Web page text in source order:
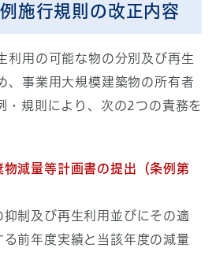
施行規則の改正内容
利用の可能な物の分別及び再生
、事業用大規模建築物の所有者
・規則により、次の2つの責務を
物減量等計画書の提出（条例第
抑制及び再生利用並びにその適
る前年度実績と当該年度の減量